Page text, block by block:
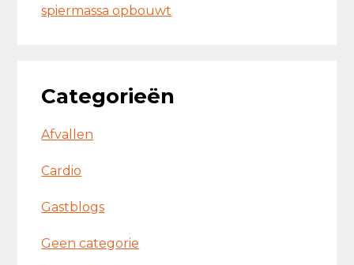
spiermassa opbouwt
Categorieën
Afvallen
Cardio
Gastblogs
Geen categorie